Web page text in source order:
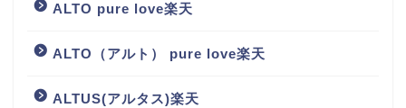
ALTO pure love楽天
ALTO（アルト） pure love楽天
ALTUS(アルタス)楽天